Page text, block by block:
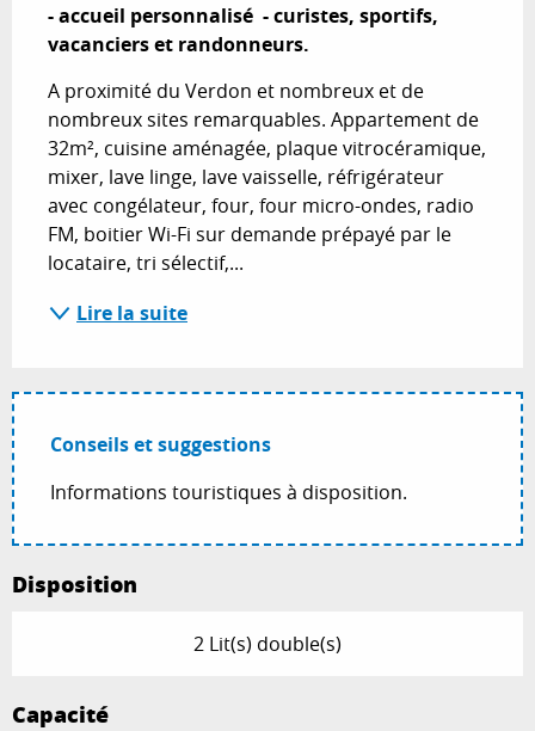
- accueil personnalisé  - curistes, sportifs,
vacanciers et randonneurs.
A proximité du Verdon et nombreux et de
nombreux sites remarquables. Appartement de
32m², cuisine aménagée, plaque vitrocéramique,
mixer, lave linge, lave vaisselle, réfrigérateur
avec congélateur, four, four micro-ondes, radio
FM, boitier Wi-Fi sur demande prépayé par le
locataire, tri sélectif,...
Lire la suite
Conseils et suggestions
Informations touristiques à disposition.
Disposition
2 Lit(s) double(s)
Capacité